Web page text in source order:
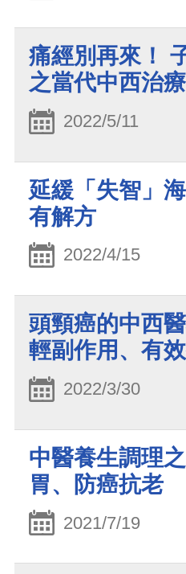
痛經別再來！
之當代中西治療
2022/5/11
延緩「失智」
有解方
2022/4/15
頭頸癌的中西
輕副作用、有
2022/3/30
中醫養生調理
胃、防癌抗老
2021/7/19